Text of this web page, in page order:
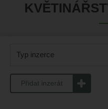
Typ inzerce
Přidat inzerát